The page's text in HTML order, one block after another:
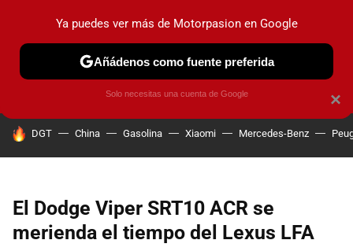
PRUEBAS COCHES ELÉCTRICOS OBSERVATORIO
HOY SE HABLA DE
DGT China Gasolina Xiaomi Mercedes-Benz
El Dodge Viper SRT10 ACR se
merienda el tiempo del Lexus LFA
×
Ya puedes ver más de Motorpasion en Google
Añádenos como fuente preferida
Solo necesitas una cuenta de Google